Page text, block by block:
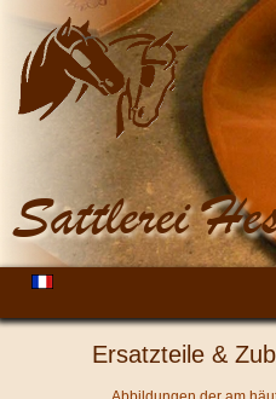
Sattlerei
Ersatzteile &